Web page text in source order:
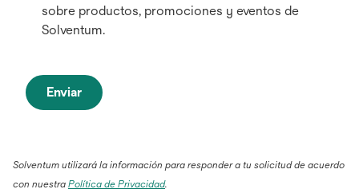
sobre productos, promociones y eventos de
Solventum.
Enviar
Solventum utilizará la información para responder a tu solicitud de acuerdo
con nuestra Política de Privacidad.